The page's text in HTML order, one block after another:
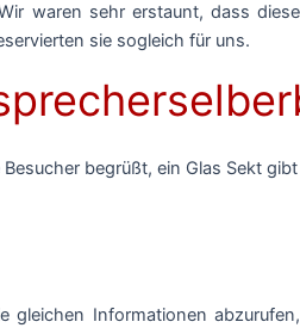
waren sehr erstaunt, dass diese
sie sogleich für uns.
begrüßt, ein Glas Sekt gibt
gleichen Informationen abzurufen,